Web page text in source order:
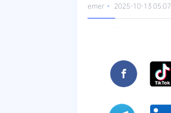
emer 2025-10-13 05:07